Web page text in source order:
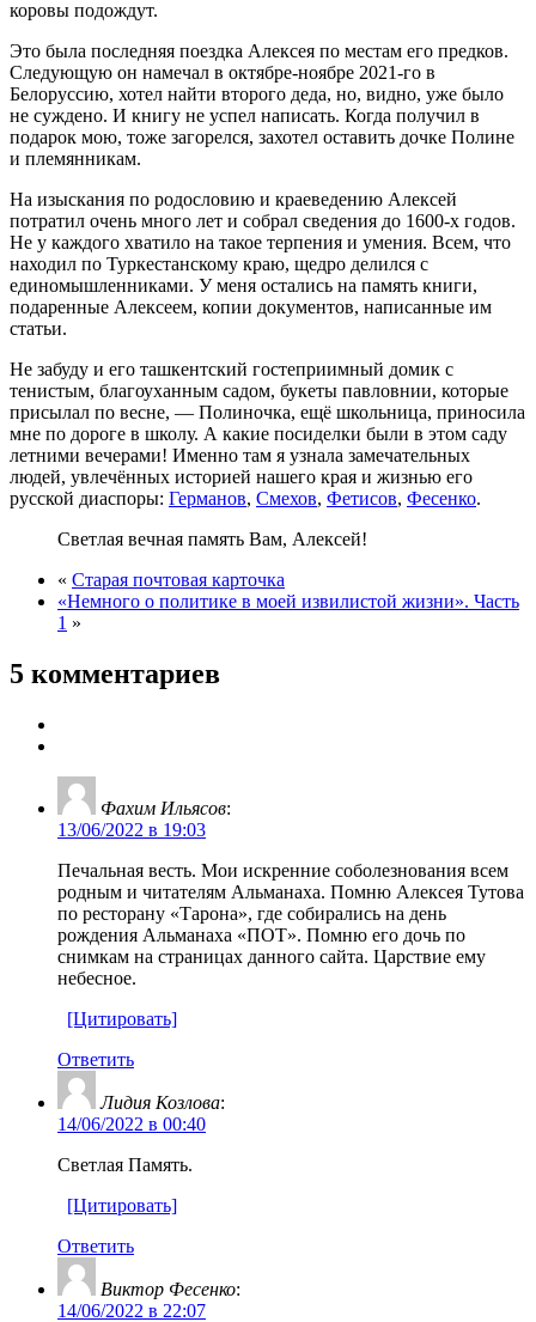
коровы подождут.
Это была последняя поездка Алексея по местам его предков.
Следующую он намечал в октябре-ноябре 2021-го в
Белоруссию, хотел найти второго деда, но, видно, уже было
не суждено. И книгу не успел написать. Когда получил в
подарок мою, тоже загорелся, захотел оставить дочке Полине
и племянникам.
На изыскания по родословию и краеведению Алексей
потратил очень много лет и собрал сведения до 1600-х годов.
Не у каждого хватило на такое терпения и умения. Всем, что
находил по Туркестанскому краю, щедро делился с
единомышленниками. У меня остались на память книги,
подаренные Алексеем, копии документов, написанные им
статьи.
Не забуду и его ташкентский гостеприимный домик с
тенистым, благоуханным садом, букеты павловнии, которые
присылал по весне, — Полиночка, ещё школьница, приносила
мне по дороге в школу. А какие посиделки были в этом саду
летними вечерами! Именно там я узнала замечательных
людей, увлечённых историей нашего края и жизнью его
русской диаспоры: Германов, Смехов, Фетисов, Фесенко.
Светлая вечная память Вам, Алексей!
« Старая почтовая карточка
«Немного о политике в моей извилистой жизни». Часть
1 »
5 комментариев
Фахим Ильясов:
13/06/2022 в 19:03
Печальная весть. Мои искренние соболезнования всем
родным и читателям Альманаха. Помню Алексея Тутова
по ресторану «Тарона», где собирались на день
рождения Альманаха «ПОТ». Помню его дочь по
снимкам на страницах данного сайта. Царствие ему
небесное.
[Цитировать]
Ответить
Лидия Козлова:
14/06/2022 в 00:40
Светлая Память.
[Цитировать]
Ответить
Виктор Фесенко:
14/06/2022 в 22:07